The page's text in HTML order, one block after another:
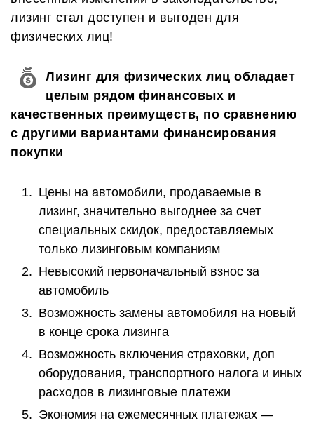
лизинг стал доступен и выгоден для
физических лиц!
Лизинг для физических лиц обладает
целым рядом финансовых и
качественных преимуществ, по сравнению
с другими вариантами финансирования
покупки
Цены на автомобили, продаваемые в
лизинг, значительно выгоднее за счет
специальных скидок, предоставляемых
только лизинговым компаниям
Невысокий первоначальный взнос за
автомобиль
Возможность замены автомобиля на новый
в конце срока лизинга
Возможность включения страховки, доп
оборудования, транспортного налога и иных
расходов в лизинговые платежи
Экономия на ежемесячных платежах —